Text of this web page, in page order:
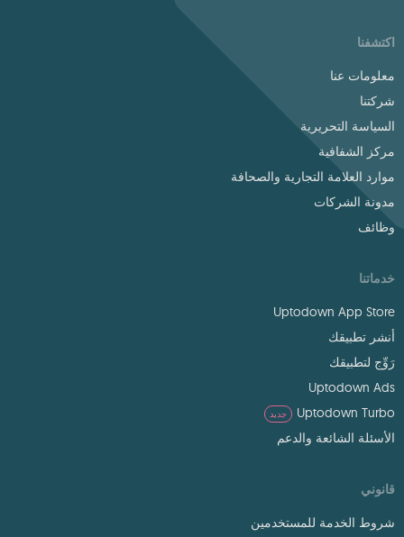
اكتشفنا
معلومات عنا
شركتنا
السياسة التحريرية
مركز الشفافية
موارد العلامة التجارية والصحافة
مدونة الشركات
وظائف
خدماتنا
Uptodown App Store
أنشر تطبيقك
رَوِّج لتطبيقك
Uptodown Ads
Uptodown Turbo
جديد
الأسئلة الشائعة والدعم
قانوني
شروط الخدمة للمستخدمين